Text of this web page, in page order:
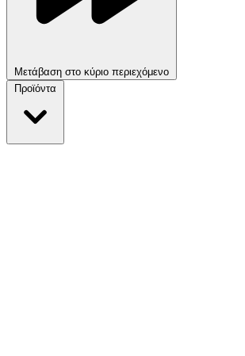
Μετάβαση στο κύριο περιεχόμενο
Προϊόντα